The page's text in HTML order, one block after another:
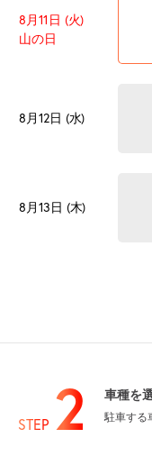
8月11日 (火)
山の日
8月12日 (水)
8月13日 (木)
8月15日 (土)
STEP 2 車種を
駐車する